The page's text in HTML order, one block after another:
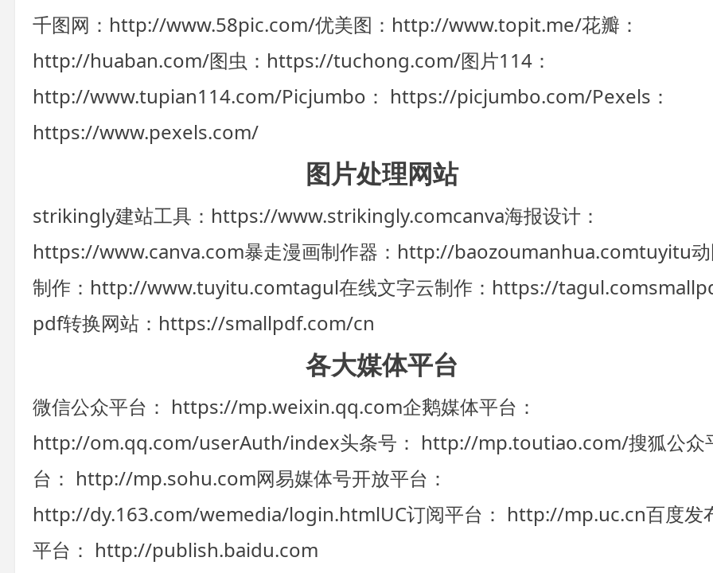
千图网：http://www.58pic.com/优美图：http://www.topit.me/花瓣：
http://huaban.com/图虫：https://tuchong.com/图片114：
http://www.tupian114.com/Picjumbo： https://picjumbo.com/Pexels：
https://www.pexels.com/
图片处理网站
strikingly建站工具：https://www.strikingly.comcanva海报设计：
https://www.canva.com暴走漫画制作器：http://baozoumanhua.comtuyitu
制作：http://www.tuyitu.comtagul在线文字云制作：https://tagul.com
pdf转换网站：https://smallpdf.com/cn
各大媒体平台
微信公众平台： https://mp.weixin.qq.com企鹅媒体平台：
http://om.qq.com/userAuth/index头条号： http://mp.toutiao.com/搜狐公众
台： http://mp.sohu.com网易媒体号开放平台：
http://dy.163.com/wemedia/login.htmlUC订阅平台： http://mp.uc.cn百度发
平台： http://publish.baidu.com